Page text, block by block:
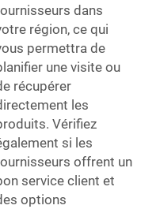
dans
région, ce qui
permettra de
une visite ou
récupérer
les
Vérifiez
si les
offrent un
service client et
options